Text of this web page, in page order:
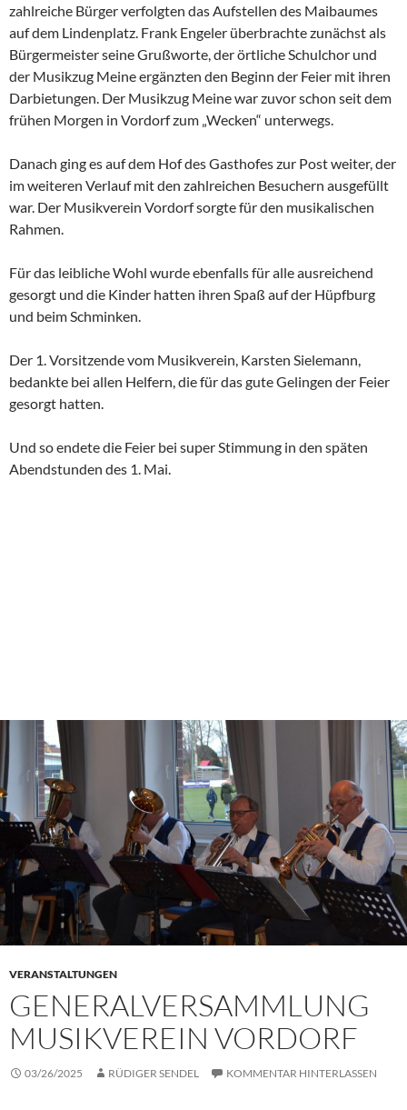
zahlreiche Bürger verfolgten das Aufstellen des Maibaumes
auf dem Lindenplatz. Frank Engeler überbrachte zunächst als
Bürgermeister seine Grußworte, der örtliche Schulchor und
der Musikzug Meine ergänzten den Beginn der Feier mit ihren
Darbietungen. Der Musikzug Meine war zuvor schon seit dem
frühen Morgen in Vordorf zum „Wecken“ unterwegs.
Danach ging es auf dem Hof des Gasthofes zur Post weiter, der
im weiteren Verlauf mit den zahlreichen Besuchern ausgefüllt
war. Der Musikverein Vordorf sorgte für den musikalischen
Rahmen.
Für das leibliche Wohl wurde ebenfalls für alle ausreichend
gesorgt und die Kinder hatten ihren Spaß auf der Hüpfburg
und beim Schminken.
Der 1. Vorsitzende vom Musikverein, Karsten Sielemann,
bedankte bei allen Helfern, die für das gute Gelingen der Feier
gesorgt hatten.
Und so endete die Feier bei super Stimmung in den späten
Abendstunden des 1. Mai.
VERANSTALTUNGEN
GENERALVERSAMMLUNG
MUSIKVEREIN VORDORF
03/26/2025 RÜDIGER SENDEL KOMMENTAR HINTERLASSEN